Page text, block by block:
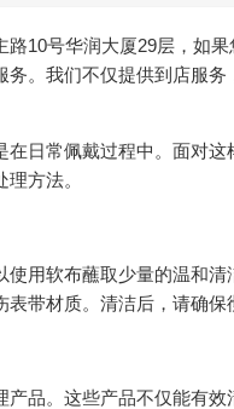
10号华润大厦29层，如
。我们不仅提供到店服
日常佩戴过程中。面对
方法。
用软布蘸取少量的温和
带材质。清洁后，请确保
品。这些产品不仅能有